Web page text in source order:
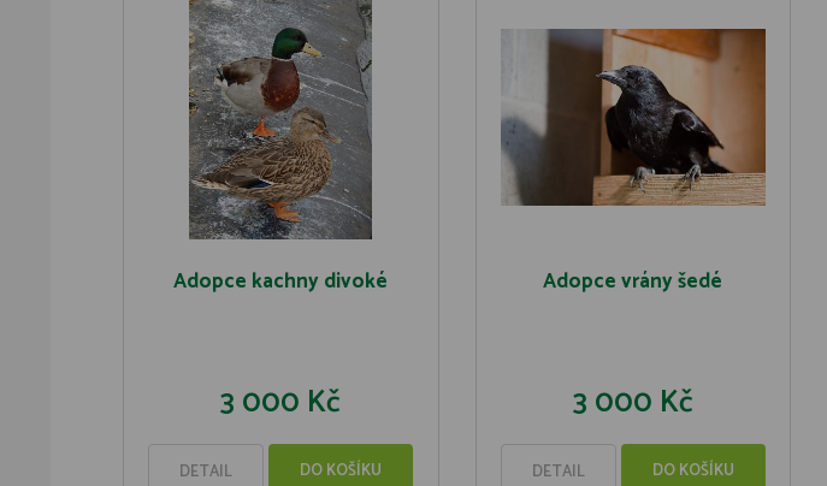
Adopce kachny divoké
3 000 Kč
DETAIL DO KOŠÍKU
Adopce vrány šedé
3 000 Kč
DETAIL DO KOŠÍKU